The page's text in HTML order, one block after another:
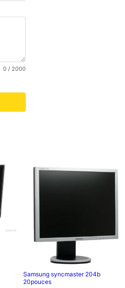
0 / 2000
Samsung syncmaster 204b
20pouces